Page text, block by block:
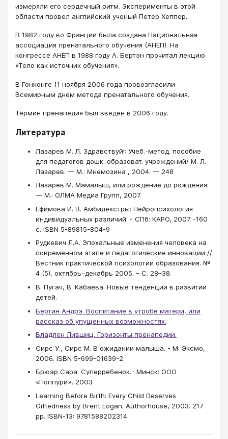
измеряли его сердечный ритм. Эксперименты в этой
области провел английский ученый Петер Хеппер.
В 1982 году во Франции была создана Национальная
ассоциация пренатального обучения (АНЕП). На
конгрессе АНЕП в 1988 году А. Бертэн прочитал лекцию
«Тело как источник обучения».
В Гонконге 11 ноября 2006 года провозгласили
Всемирным днем метода пренатального обучения.
Термин пренапедия был введен в 2006 году.
Литература
Лазарев М. Л. Здравствуй!: Учеб.-метод. пособие
для педагогов дошк. образоват. учреждений/ М. Л.
Лазарев. — М.: Мнемозина , 2004. — 248
Лазарев М. Мамалыш, или рождение до рождения:
— М.: ОЛМА Медиа Групп, 2007.
Ефимова И. В. Амбидекстры: Нейропсихология
индивидуальных различий. - СПб: КАРО, 2007. -160
с. ISBN 5-89815-804-9
Рудкевич Л.А. Эпохальные изменения человека на
современном этапе и педагогические инновации //
Вестник практической психологии образования. №
4 (5), октябрь–декабрь 2005. – С. 28–38.
В. Пугач, В. Кабаева. Новые тенденции в развитии
детей.
Бертин Андрэ. Воспитание в утробе матери, или
рассказ об упущенных возможностях.
Владлен Лившиц. Горизонты пренапедии.
Сирс У., Сирс М. В ожидании малыша. - М: Эксмо,
2006. ISBN 5-699-01639-2
Брюэр Сара. Суперребенок.- Минск: ООО
«Поппури», 2003
Learning Before Birth: Every Child Deserves
Giftedness by Brent Logan. Authorhouse, 2003. 217
pp. ISBN-13: 9781588202314